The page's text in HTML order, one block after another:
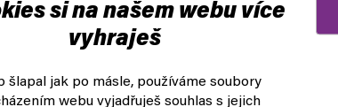
si na našem webu více
vyhraješ
šlapal jak po másle, používáme soubory
webu vyjadřuješ souhlas s jejich